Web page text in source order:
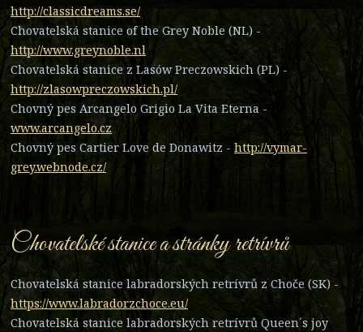
http://classicdreams.se/
Chovatelská stanice of the Grey Noble (NL) -
http://www.greynoble.nl
Chovatelská stanice z Lasów Preczowskich (PL) -
http://zlasowpreczowskich.pl/
Chovný pes Arcangelo Grigio La Vita Eterna -
www.arcangelo.cz
Chovný pes Cartier Love de Donawitz - http://vymar-
grey.webnode.cz/
Chovatelské stanice a stránky retrívrů
Chovatelská stanice labradorských retrívrů z Choče (SK) -
https://www.labradorzchoce.eu/
Chovatelská stanice labradorských retrívrů Queen´s joy